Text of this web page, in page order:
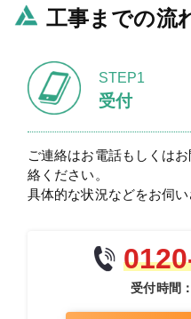
工事までの流
受付
STEP1
ご連絡はお電話もしくは
絡ください。
具体的な状況などをお伺い
受付時間